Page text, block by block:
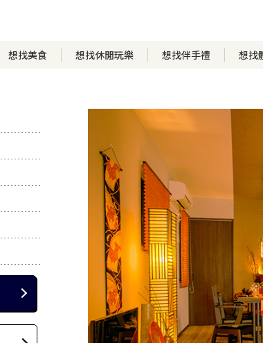
想找美食 想找休閒玩樂 想找伴手禮 想找